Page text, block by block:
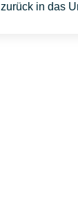
zurück in das